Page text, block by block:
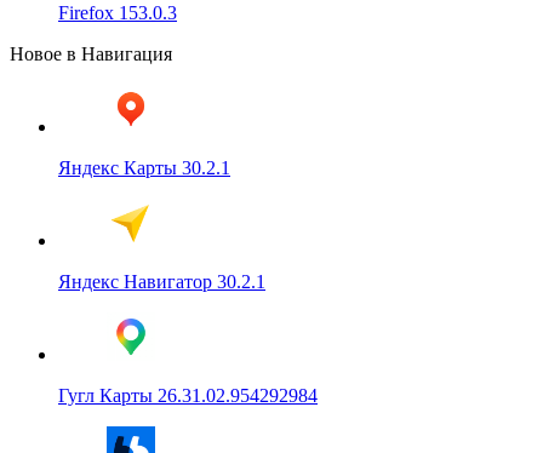
Firefox 153.0.3
Новое в Навигация
Яндекс Карты 30.2.1
Яндекс Навигатор 30.2.1
Гугл Карты 26.31.02.954292984